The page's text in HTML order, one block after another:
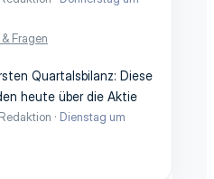
Fragen
Quartalsbilanz: Diese
heute über die Aktie
Dienstag um